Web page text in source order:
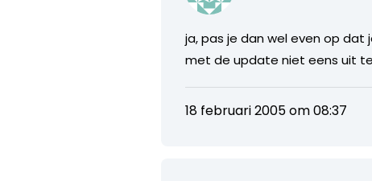
ja, pas je dan wel even op
met de update niet eens uit
18 februari 2005 om 08:37